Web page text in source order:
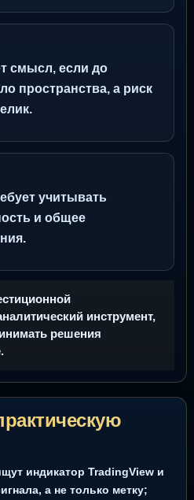
смысл, если до
пространства, а риск
учитывать
и общее
инструмент,
решения
индикатор TradingView и
а не только метку;